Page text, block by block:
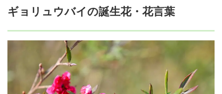
ギョリュウバイの誕生花・花言葉